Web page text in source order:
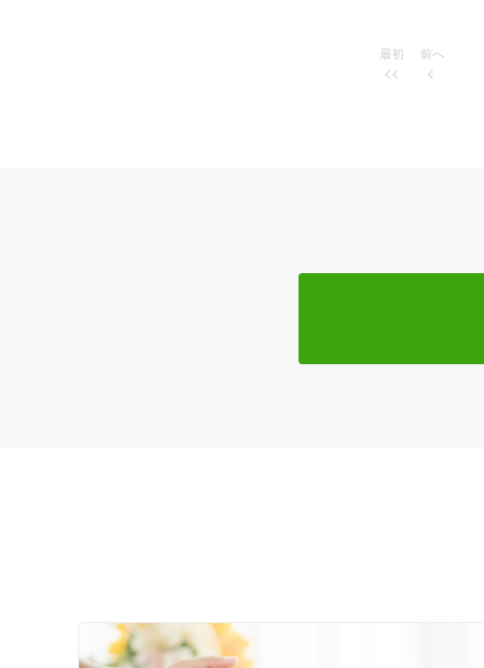
一般治療
設備の特徴
自分を大切にするためにぜひご来院ください！
最初 前へ